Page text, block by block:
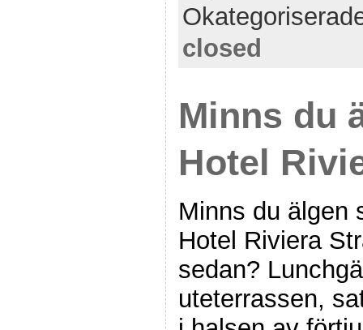
closed
Minns du
Hotel
Minns du älgen
Hotel Riviera
sedan?
uteterrassen,